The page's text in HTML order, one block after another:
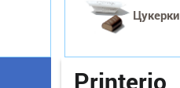
Цукерки
Printerio